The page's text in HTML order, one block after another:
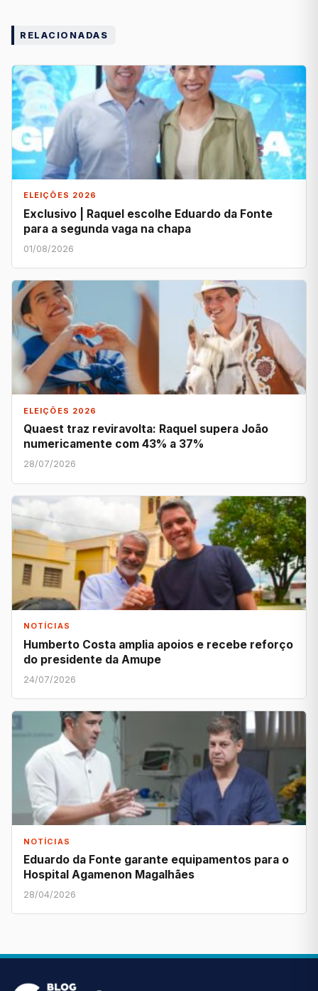
RELACIONADAS
ELEIÇÕES 2026
Exclusivo | Raquel escolhe Eduardo da Fonte
para a segunda vaga na chapa
01/08/2026
ELEIÇÕES 2026
Quaest traz reviravolta: Raquel supera João
numericamente com 43% a 37%
28/07/2026
NOTÍCIAS
Humberto Costa amplia apoios e recebe reforço
do presidente da Amupe
24/07/2026
NOTÍCIAS
Eduardo da Fonte garante equipamentos para o
Hospital Agamenon Magalhães
28/04/2026